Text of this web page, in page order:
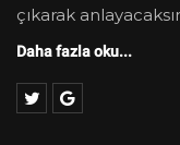
çıkarak
Daha fazla oku...